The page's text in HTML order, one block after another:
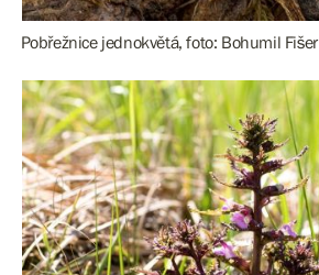
Pobřežnice jednokvětá, foto: Bohumil Fišer